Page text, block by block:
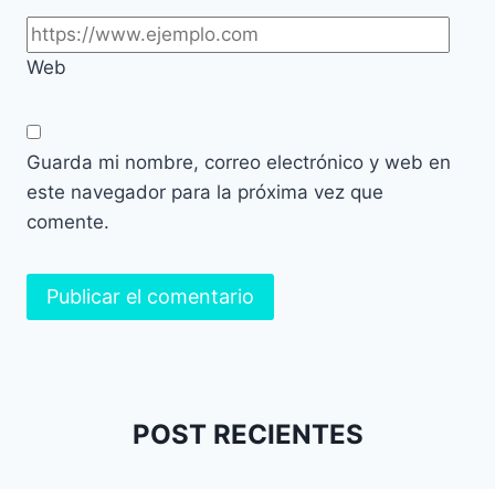
Web
Guarda mi nombre, correo electrónico y web en
este navegador para la próxima vez que
comente.
POST RECIENTES